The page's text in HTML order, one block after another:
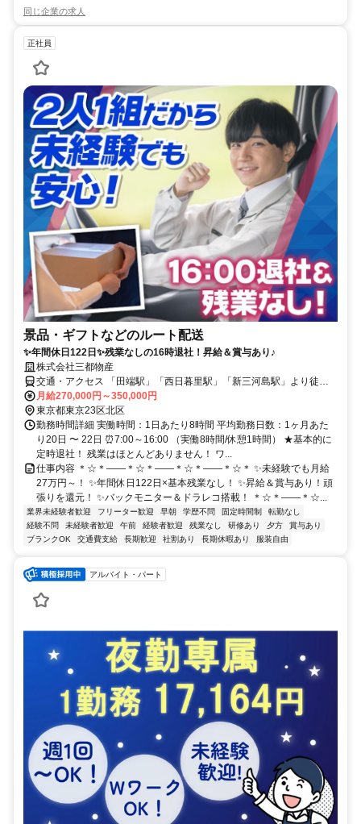
同じ企業の求人
正社員
景品・ギフトなどのルート配送
✨年間休日122日✨残業なしの16時退社！昇給＆賞与あり♪
株式会社三都物産
交通・アクセス 「田端駅」「西日暮里駅」「新三河島駅」より徒歩
10分、「赤土小学校前駅」より徒歩7分
月給270,000円～350,000円
東京都東京23区北区
勤務時間詳細 実働時間：1日あたり8時間 平均勤務日数：1ヶ月あた
り20日 〜 22日 ⏰7:00～16:00 （実働8時間/休憩1時間） ★基本的に
定時退社！ 残業はほとんどありません！ ワ...
仕事内容 ＊☆＊――＊☆＊――＊☆＊――＊☆＊ ✨未経験でも月給
27万円～！ ✨年間休日122日×基本残業なし！ ✨昇給＆賞与あり！頑
張りを還元！ ✨バックモニター＆ドラレコ搭載！ ＊☆＊――＊☆...
業界未経験者歓迎 フリーター歓迎 早朝 学歴不問 固定時間制
転勤なし
経験不問
未経験者歓迎 午前 経験者歓迎 残業なし 研修あり 夕方
賞与あり
ブランクOK
交通費支給 長期歓迎 社割あり 長期休暇あり 服装自由
アルバイト・パート